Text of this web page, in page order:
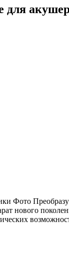
для
Фото
нового